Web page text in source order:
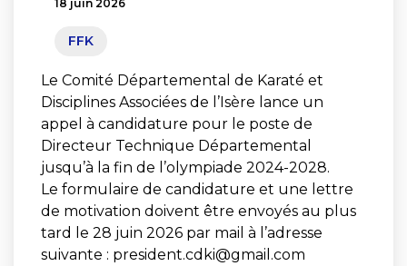
18 juin 2026
FFK
Le Comité Départemental de Karaté et
Disciplines Associées de l’Isère lance un
appel à candidature pour le poste de
Directeur Technique Départemental
jusqu’à la fin de l’olympiade 2024-2028.
Le formulaire de candidature et une lettre
de motivation doivent être envoyés au plus
tard le 28 juin 2026 par mail à l’adresse
suivante : president.cdki@gmail.com